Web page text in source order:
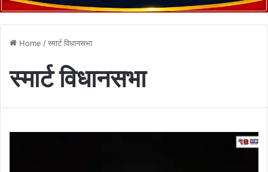
Home /स्मार्ट विधानसभा
स्मार्ट विधानसभा